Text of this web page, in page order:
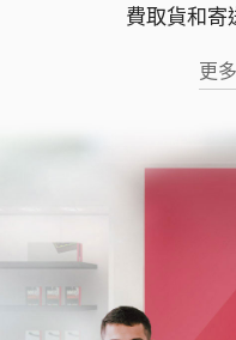
費取貨和寄
更